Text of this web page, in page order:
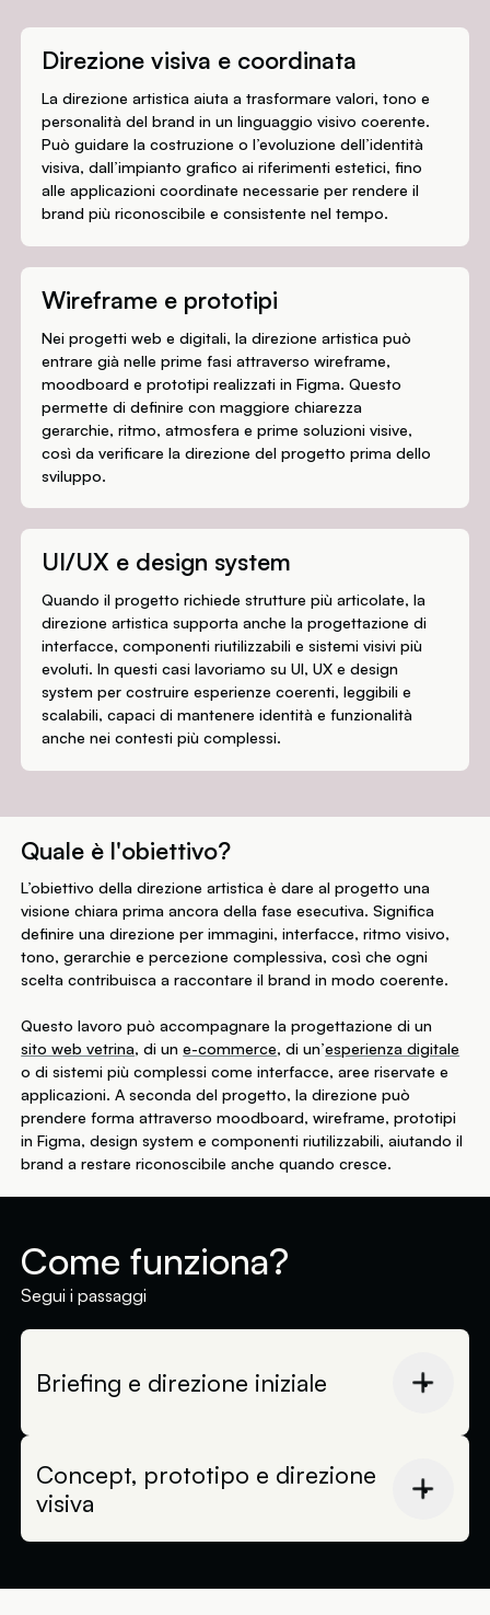
Direzione visiva e coordinata
La direzione artistica aiuta a trasformare valori, tono e
personalità del brand in un linguaggio visivo coerente.
Può guidare la costruzione o l’evoluzione dell’identità
visiva, dall’impianto grafico ai riferimenti estetici, fino
alle applicazioni coordinate necessarie per rendere il
brand più riconoscibile e consistente nel tempo.
Wireframe e prototipi
Nei progetti web e digitali, la direzione artistica può
entrare già nelle prime fasi attraverso wireframe,
moodboard e prototipi realizzati in Figma. Questo
permette di definire con maggiore chiarezza
gerarchie, ritmo, atmosfera e prime soluzioni visive,
così da verificare la direzione del progetto prima dello
sviluppo.
UI/UX e design system
Quando il progetto richiede strutture più articolate, la
direzione artistica supporta anche la progettazione di
interfacce, componenti riutilizzabili e sistemi visivi più
evoluti. In questi casi lavoriamo su UI, UX e design
system per costruire esperienze coerenti, leggibili e
scalabili, capaci di mantenere identità e funzionalità
anche nei contesti più complessi.
Quale è l'obiettivo?
L’obiettivo della direzione artistica è dare al progetto una
visione chiara prima ancora della fase esecutiva. Significa
definire una direzione per immagini, interfacce, ritmo visivo,
tono, gerarchie e percezione complessiva, così che ogni
scelta contribuisca a raccontare il brand in modo coerente.
Questo lavoro può accompagnare la progettazione di un
sito web vetrina, di une-commerce, di un’esperienza digitale
o di sistemi più complessi come interfacce, aree riservate e
applicazioni. A seconda del progetto, la direzione può
prendere forma attraverso moodboard, wireframe, prototipi
in Figma, design system e componenti riutilizzabili, aiutando il
brand a restare riconoscibile anche quando cresce.
Come funziona?
Segui i passaggi
Briefing e direzione iniziale
brand, sugli obiettivi, sul pubblico e sulla
direzione che vuoi prendere. Questo primo
Concept, prototipo e direzione
visiva
Una volta approvato il preventivo, entriamo